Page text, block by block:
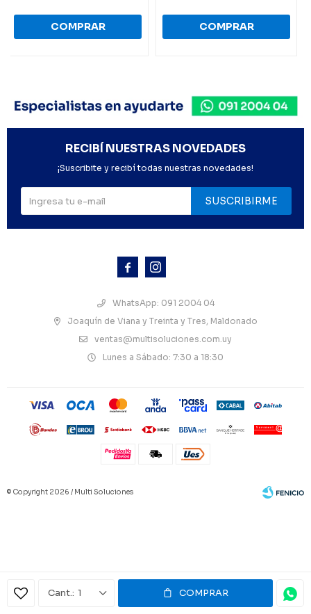
1 COMPRAR
 
WhatsApp: 091 2004 04
Joaquín de Viana y Treinta y Tres, Maldonado
ventas@multisoluciones.com.uy
Lunes a Sábado: 7:30 a 18:30
RECIBÍ NUESTRAS NOVEDADES
¡Suscribite y recibí todas nuestras novedades!
SUSCRIBIRME
© Copyright 2026 / Multi Soluciones
Fenicio